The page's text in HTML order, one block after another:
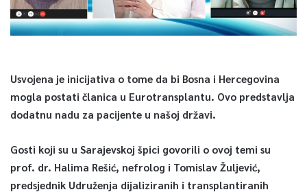
Usvojena je inicijativa o tome da bi Bosna i Hercegovina
mogla postati članica u Eurotransplantu. Ovo predstavlja
dodatnu nadu za pacijente u našoj državi.
Gosti koji su u Sarajevskoj špici govorili o ovoj temi su
prof. dr. Halima Rešić, nefrolog i Tomislav Žuljević,
predsjednik Udruženja dijaliziranih i transplantiranih